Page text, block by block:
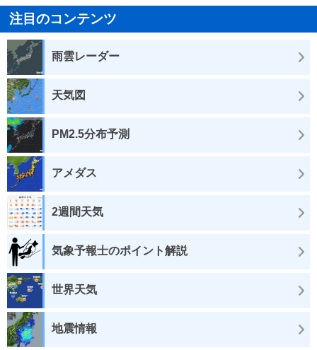
注目のコンテンツ
雨雲レーダー
天気図
PM2.5分布予測
アメダス
2週間天気
気象予報士のポイント解説
世界天気
地震情報